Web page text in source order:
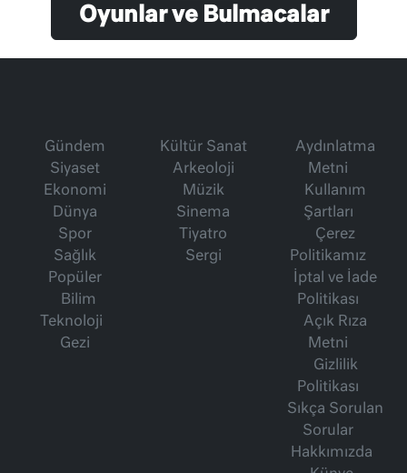
Oyunlar ve Bulmacalar
Gündem
Siyaset
Ekonomi
Dünya
Spor
Sağlık
Popüler
Bilim
Teknoloji
Gezi
Kültür Sanat
Arkeoloji
Müzik
Sinema
Tiyatro
Sergi
Aydınlatma
Metni
Kullanım
Şartları
Çerez
Politikamız
İptal ve İade
Politikası
Açık Rıza
Metni
Gizlilik
Politikası
Sıkça Sorulan
Sorular
Hakkımızda